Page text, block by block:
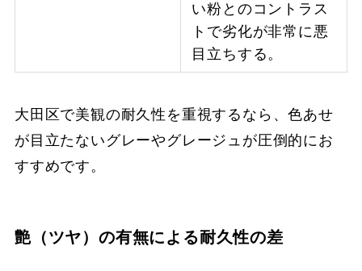
い粉とのコントラス
トで劣化が非常に悪
目立ちする。
大田区で美観の耐久性を重視するなら、色あせ
が目立たないグレーやグレージュが圧倒的にお
すすめです。
艶（ツヤ）の有無による耐久性の差